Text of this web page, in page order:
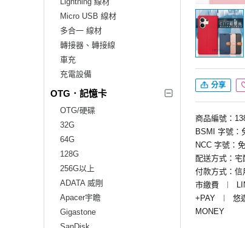
Micro USB 線材
多合一 線材
轉接器、轉接線
車充
充電設備
OTG．記憶卡
OTG/硬碟
32G
64G
128G
256G以上
ADATA 威剛
Apacer宇瞻
Gigastone
分享
商品編號：
BSMI 字號：
NCC 字號：
配送方式：宅
付款方式：信
市繳費
︱
+PAY
︱ 悠
MONEY